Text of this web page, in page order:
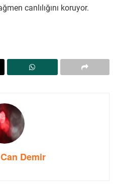
canlılığını koruyor.
Demir